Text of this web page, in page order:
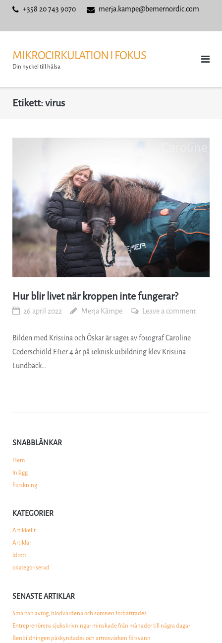
+358 20 743 9070 merja.kampe@bemernordic.com
MIKROCIRKULATION I FOKUS
Din nyckel till hälsa
Etikett:virus
Hur blir livet när kroppen inte fungerar?
26 april 2022 Merja Kämpe Leave a comment
Bilden med Kristina och Ôskar är taget av fotograf Caroline
Cederschiöld Efter 4 år på teknisk utbildning klev Kristina
Lundbäck…
SNABBLÄNKAR
Hem
Inlägg
Forskning
KATEGORIER
Artikkelit
Artiklar
Idrott
okategoriserad
SENASTE ARTIKLAR
Smärtan avtog, blodvärdena och sömnen förbättrades
Entreprenörens sjukskrivningar minskade från månader till några dagar
Benbildningen påskyndades och artrosvärken försvann